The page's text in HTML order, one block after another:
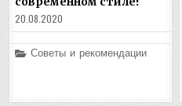
20.08.2020
Posted
Советы и рекомендации